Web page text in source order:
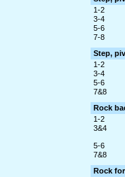
1-2
3-4
5-6
7-8
Step,
1-2
3-4
5-6
7&8
Rock
1-2
3&4
5-6
7&8
Rock